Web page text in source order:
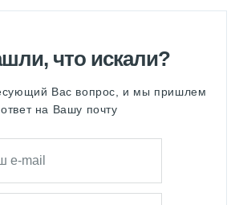
что искали?
Вас вопрос, и мы пришлем
ответ на Вашу почту